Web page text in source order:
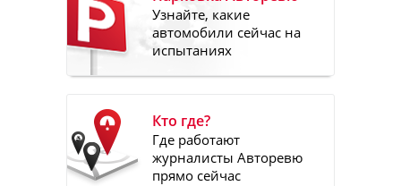
Узнайте, какие
автомобили сейчас на
испытаниях
Кто где?
Где работают
журналисты Авторевю
прямо сейчас